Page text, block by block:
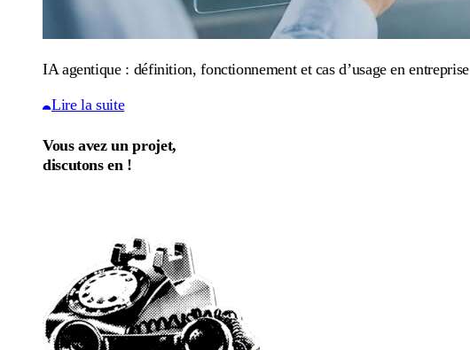
IA agentique : définition, fonctionnement et cas d’usage en entreprise
Lire la suite
Vous avez un projet,
discutons en !